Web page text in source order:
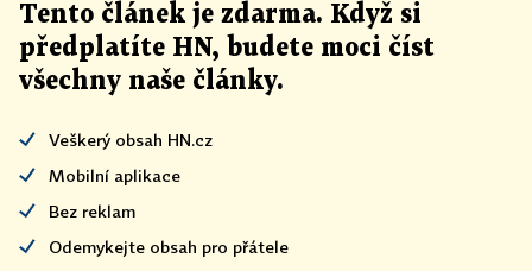
Tento článek je zdarma. Když si
předplatíte HN, budete moci číst
všechny naše články.
Veškerý obsah HN.cz
Mobilní aplikace
Bez reklam
Odemykejte obsah pro přátele